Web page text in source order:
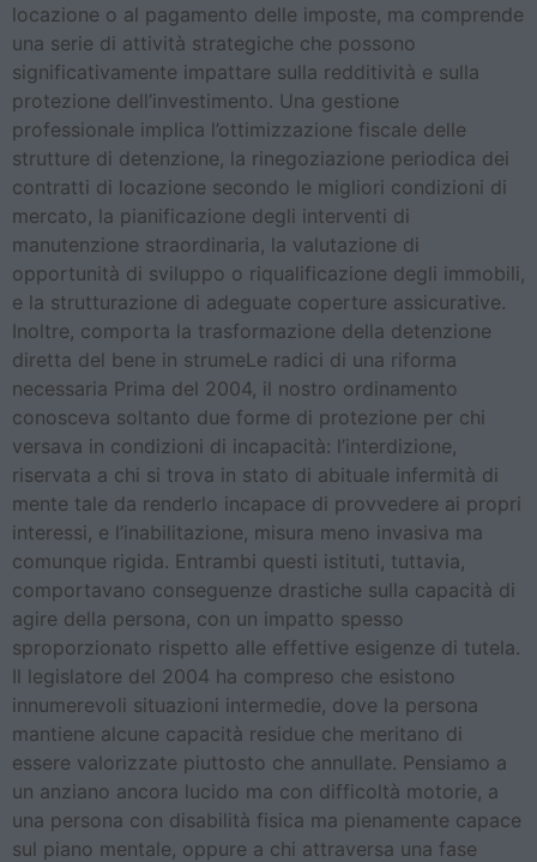
locazione o al pagamento delle imposte, ma comprende
una serie di attività strategiche che possono
significativamente impattare sulla redditività e sulla
protezione dell’investimento. Una gestione
professionale implica l’ottimizzazione fiscale delle
strutture di detenzione, la rinegoziazione periodica dei
contratti di locazione secondo le migliori condizioni di
mercato, la pianificazione degli interventi di
manutenzione straordinaria, la valutazione di
opportunità di sviluppo o riqualificazione degli immobili,
e la strutturazione di adeguate coperture assicurative.
Inoltre, comporta la trasformazione della detenzione
diretta del bene in strumeLe radici di una riforma
necessaria Prima del 2004, il nostro ordinamento
conosceva soltanto due forme di protezione per chi
versava in condizioni di incapacità: l’interdizione,
riservata a chi si trova in stato di abituale infermità di
mente tale da renderlo incapace di provvedere ai propri
interessi, e l’inabilitazione, misura meno invasiva ma
comunque rigida. Entrambi questi istituti, tuttavia,
comportavano conseguenze drastiche sulla capacità di
agire della persona, con un impatto spesso
sproporzionato rispetto alle effettive esigenze di tutela.
Il legislatore del 2004 ha compreso che esistono
innumerevoli situazioni intermedie, dove la persona
mantiene alcune capacità residue che meritano di
essere valorizzate piuttosto che annullate. Pensiamo a
un anziano ancora lucido ma con difficoltà motorie, a
una persona con disabilità fisica ma pienamente capace
sul piano mentale, oppure a chi attraversa una fase